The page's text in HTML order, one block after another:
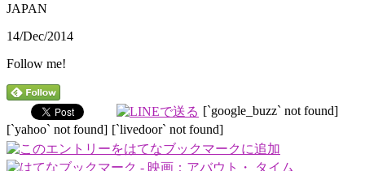
JAPAN
14/Dec/2014
Follow me!
[`google_buzz` not found]
[`yahoo` not found] [`livedoor` not found]